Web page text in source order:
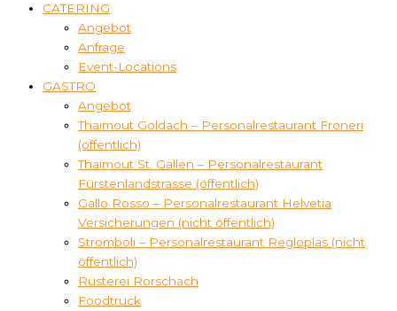
CATERING
Angebot
Anfrage
Event-Locations
GASTRO
Angebot
Thaimout Goldach – Personalrestaurant Froneri
(öffentlich)
Thaimout St. Gallen – Personalrestaurant
Fürstenlandstrasse (öffentlich)
Gallo Rosso – Personalrestaurant Helvetia
Versicherungen (nicht öffentlich)
Stromboli – Personalrestaurant Regloplas (nicht
öffentlich)
Rüsterei Rorschach
Foodtruck